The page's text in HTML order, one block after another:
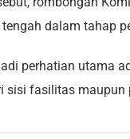
dalam tahap
perhatian utama
sisi fasilitas maupun